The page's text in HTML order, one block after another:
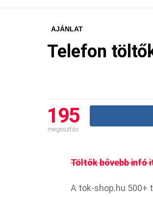
AJÁNLAT
Telefon
195
megosztás
Töltők bővebb infó
A tok-shop.hu 500+